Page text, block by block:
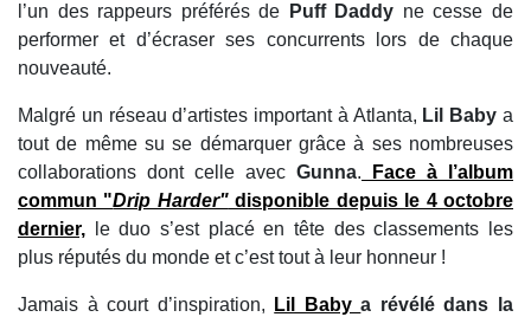
l’un des rappeurs préférés de
Puff Daddy ne cesse de
performer et d’écraser ses concurrents lors de chaque
nouveauté.
Malgré un réseau d’artistes important à Atlanta, Lil Baby a
tout de même su se démarquer grâce à ses nombreuses
collaborations dont celle avec Gunna. Face à l’album
commun "Drip Harder"disponible depuis le 4 octobre
dernier, le duo s’est placé en tête des classements les
plus réputés du monde et c’est tout à leur honneur !
Jamais à court d’inspiration, Lil Babya révélé dans la